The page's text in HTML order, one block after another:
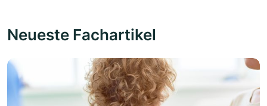
Neueste Fachartikel